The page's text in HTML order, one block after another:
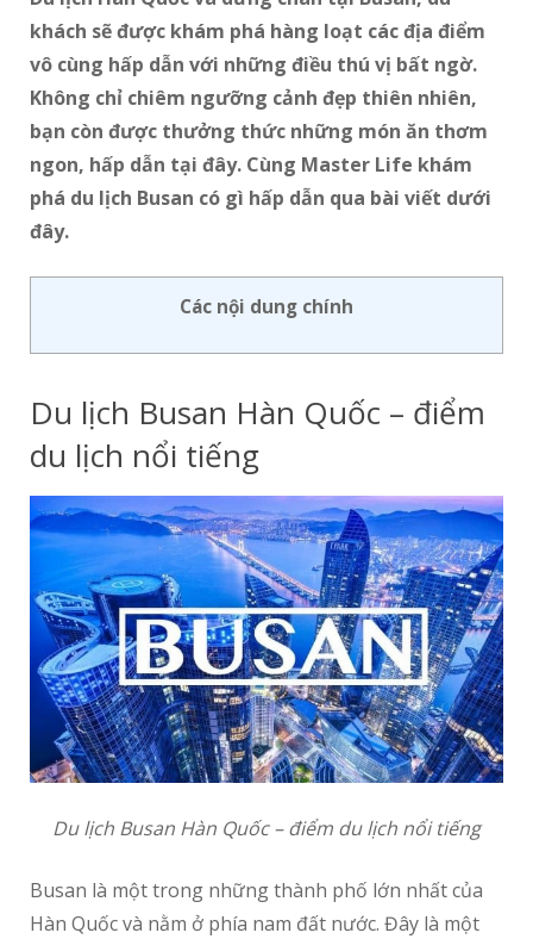
khách sẽ được khám phá hàng loạt các địa điểm
vô cùng hấp dẫn với những điều thú vị bất ngờ.
Không chỉ chiêm ngưỡng cảnh đẹp thiên nhiên,
bạn còn được thưởng thức những món ăn thơm
ngon, hấp dẫn tại đây. Cùng Master Life khám
phá du lịch Busan có gì hấp dẫn qua bài viết dưới
đây.
Các nội dung chính
Du lịch Busan Hàn Quốc – điểm
du lịch nổi tiếng
Du lịch Busan Hàn Quốc – điểm du lịch nổi tiếng
Busan là một trong những thành phố lớn nhất của
Hàn Quốc và nằm ở phía nam đất nước. Đây là một